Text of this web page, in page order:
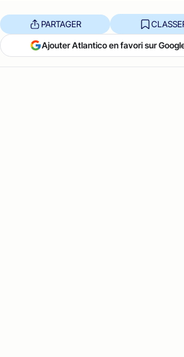
PARTAGER
Ajouter Atlantico en favori sur